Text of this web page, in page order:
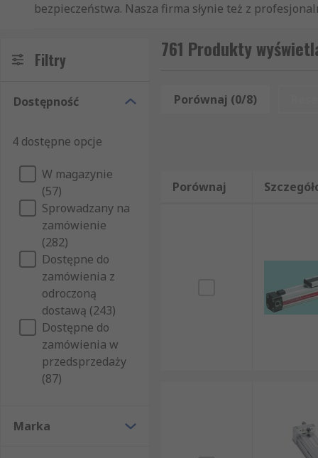
bezpieczeństwa. Nasza firma słynie też z
dystrybutorem na rynku. Oferujemy szybką
wtedy, gdy ich Państwo potrzebują. Naszym
Siłowniki beztłokowe zostanie dostarczony w
znaleźć nikogo gotowego dostarczyć hurtową ilość
artykuły z kategorii Siłowniki beztłokowe.
Jeśli odwiedzą Państwo naszą stronę internetową,
prosty i klarowny. Oprócz artykułów z sekcji
W skład naszej oferty artykułów z grupy Artykuły
Pneumatyka, hydraulika i przeniesienie napędu.
Filtry
Dostępność
4 dostępne opcje
W magazynie
(57)
Sprowadzany na
zamówienie
(282)
Dostępne do
zamówienia z
odroczoną
dostawą (243)
Dostępne do
zamówienia w
przedsprzedaży
(87)
Marka
761 Produkty
Porównaj (0/8)
Porównaj